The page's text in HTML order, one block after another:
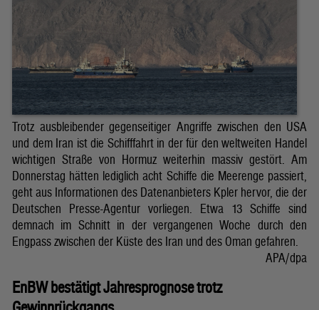
Trotz ausbleibender gegenseitiger Angriffe zwischen den USA
und dem Iran ist die Schifffahrt in der für den weltweiten Handel
wichtigen Straße von Hormuz weiterhin massiv gestört. Am
Donnerstag hätten lediglich acht Schiffe die Meerenge passiert,
geht aus Informationen des Datenanbieters Kpler hervor, die der
Deutschen Presse-Agentur vorliegen. Etwa 13 Schiffe sind
demnach im Schnitt in der vergangenen Woche durch den
Engpass zwischen der Küste des Iran und des Oman gefahren.
APA/dpa
EnBW bestätigt Jahresprognose trotz